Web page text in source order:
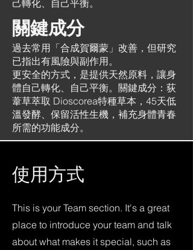
己轉化、自己平衡。
關鍵成分
過去常用「合成賀爾蒙」改善，但研究
已指出有風險與副作用。
更安全的方式，是提供天然原料，讓身
體自己轉化、自己平衡。關鍵成分：荻
葦草萃取 Dioscorea特種草本，45天低
溫發酵、保留活性生機，補充身體青春
所需的功能成分。
​使用方式
This is your Team section. It's a great
place to introduce your team and talk
about what makes it special, such as